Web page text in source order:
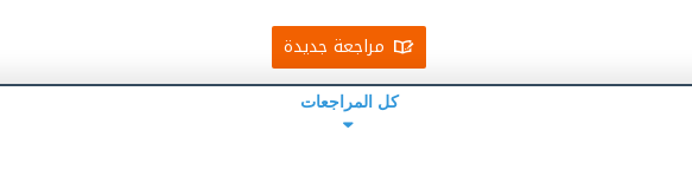
مراجعة جديدة
كل المراجعات